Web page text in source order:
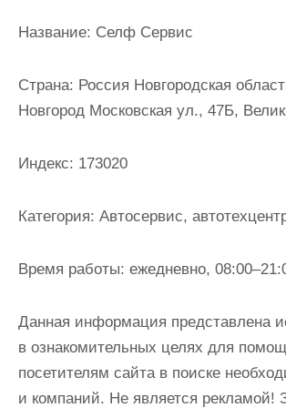
Название: Селф Сервис
Страна: Россия Новгородская
Новгород Московская ул., 47Б,
Индекс: 173020
Категория: Автосервис,
Время работы: ежедневно,
Данная информация представлена
в ознакомительных целях для
посетителям сайта в поиске
и компаний. Не является рекламой!